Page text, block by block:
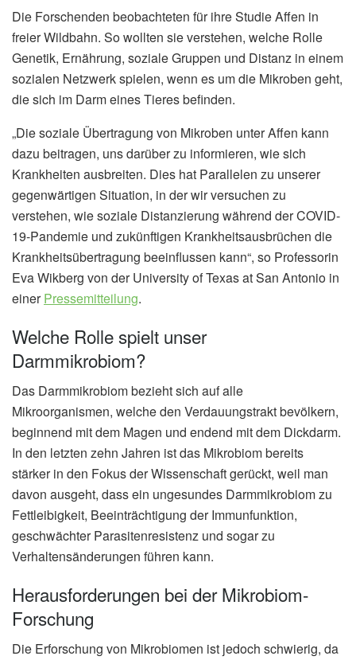
Die Forschenden beobachteten für ihre Studie Affen in
freier Wildbahn. So wollten sie verstehen, welche Rolle
Genetik, Ernährung, soziale Gruppen und Distanz in einem
sozialen Netzwerk spielen, wenn es um die Mikroben geht,
die sich im Darm eines Tieres befinden.
„Die soziale Übertragung von Mikroben unter Affen kann
dazu beitragen, uns darüber zu informieren, wie sich
Krankheiten ausbreiten. Dies hat Parallelen zu unserer
gegenwärtigen Situation, in der wir versuchen zu
verstehen, wie soziale Distanzierung während der COVID-
19-Pandemie und zukünftigen Krankheitsausbrüchen die
Krankheitsübertragung beeinflussen kann“, so Professorin
Eva Wikberg von der University of Texas at San Antonio in
einerPressemitteilung.
Welche Rolle spielt unser
Darmmikrobiom?
Das Darmmikrobiom bezieht sich auf alle
Mikroorganismen, welche den Verdauungstrakt bevölkern,
beginnend mit dem Magen und endend mit dem Dickdarm.
In den letzten zehn Jahren ist das Mikrobiom bereits
stärker in den Fokus der Wissenschaft gerückt, weil man
davon ausgeht, dass ein ungesundes Darmmikrobiom zu
Fettleibigkeit, Beeinträchtigung der Immunfunktion,
geschwächter Parasitenresistenz und sogar zu
Verhaltensänderungen führen kann.
Herausforderungen bei der Mikrobiom-
Forschung
Die Erforschung von Mikrobiomen ist jedoch schwierig, da